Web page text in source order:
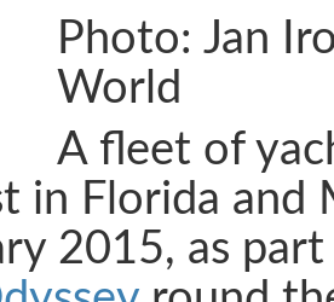
Photo: Jan
World
A fleet of
in Florida and
2015, as